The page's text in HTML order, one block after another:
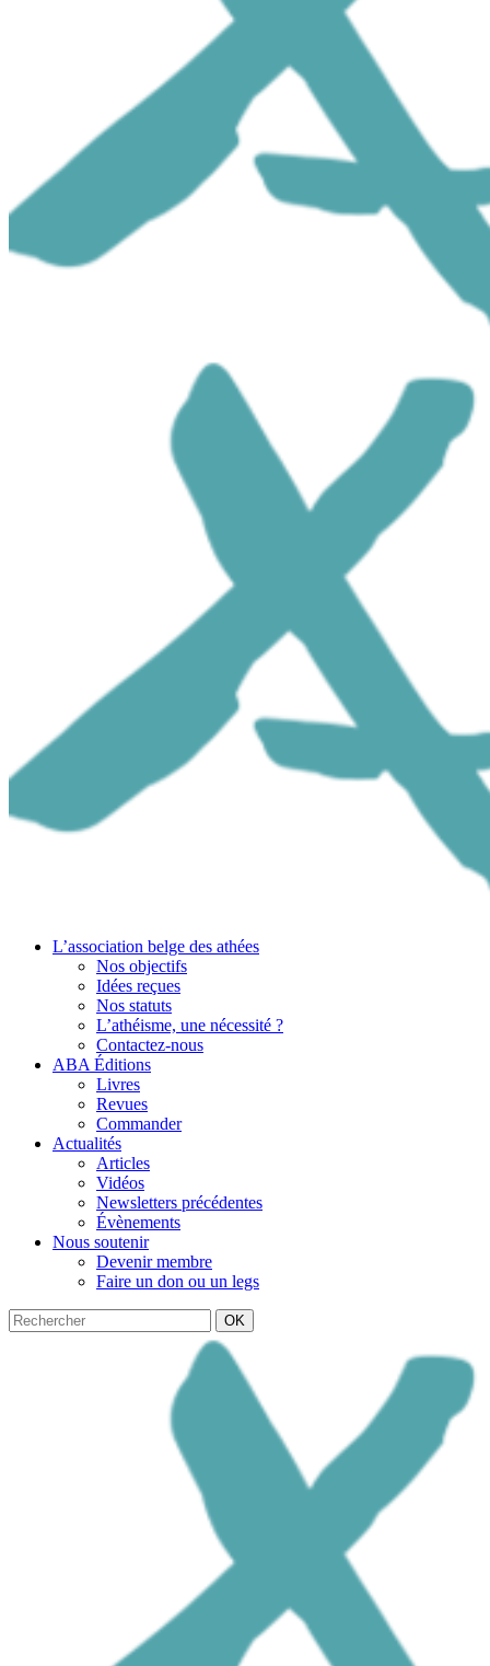
L’association belge des athées
Nos objectifs
Idées reçues
Nos statuts
L’athéisme, une nécessité ?
Contactez-nous
ABA Éditions
Livres
Revues
Commander
Actualités
Articles
Vidéos
Newsletters précédentes
Évènements
Nous soutenir
Devenir membre
Faire un don ou un legs
OK